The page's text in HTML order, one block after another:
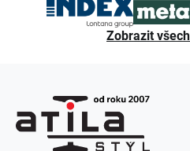
Zobrazit